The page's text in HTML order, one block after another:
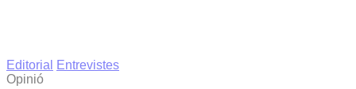
Editorial
Entrevistes
Opinió